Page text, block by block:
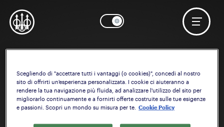
Serve aiuto? Inizia a configurare il: Calcio OK
Scegliendo di "accettare tutti i vantaggi (o cookies)", concedi al nostro
sito di offrirti un'esperienza personalizzata. I cookie ci aiuteranno a
rendere la tua navigazione più fluida, ad analizzare l'utilizzo del sito per
migliorarlo continuamente e a fornirti offerte costruite sulle tue esigenze
e passioni. Scopri un mondo su misura per te.
Cookie Policy